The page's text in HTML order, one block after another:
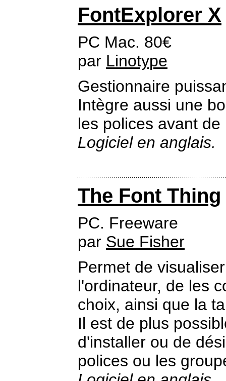
FontExplorer X
PC Mac. 80€
par Linotype
Gestionnaire
Intègre aussi une
les polices avant de
Logiciel en anglais.
The Font Thing
PC. Freeware
par Sue Fisher
Permet de
l'ordinateur, de les
choix, ainsi que la
Il est de plus
d'installer ou de
polices ou les